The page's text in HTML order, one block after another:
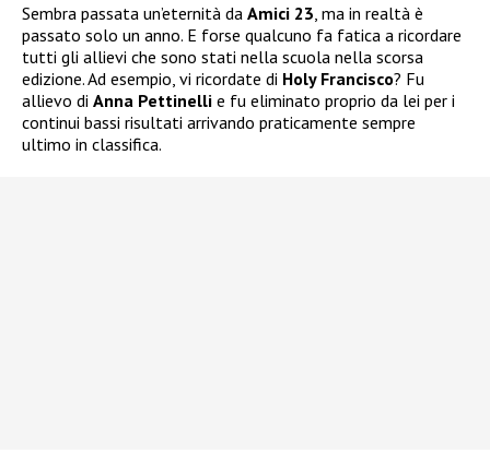
Sembra passata un’eternità da Amici 23 , ma in realtà è
passato solo un anno. E forse qualcuno fa fatica a ricordare
tutti gli allievi che sono stati nella scuola nella scorsa
edizione. Ad esempio, vi ricordate di Holy Francisco? Fu
allievo di Anna Pettinelli e fu eliminato proprio da lei per i
continui bassi risultati arrivando praticamente sempre
ultimo in classifica.